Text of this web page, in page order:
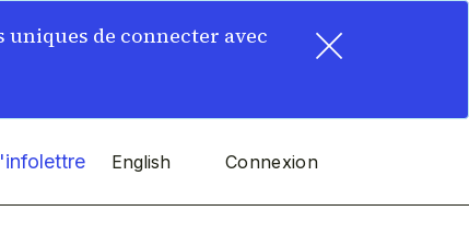
×
de connecter avec
English Connexion